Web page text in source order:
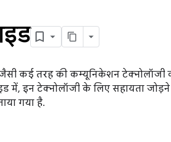
कई तरह की कम्यूनिकेशन टेक्नोलॉजी
में, इन टेक्नोलॉजी के लिए सहायता
गया है.